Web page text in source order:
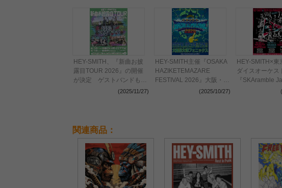
HEY-SMITH、『新曲お披
露目TOUR 2026』の開催
が決定 ゲストバンドも発
(2025/11/27)
HEY-SMITH主催『OSAKA
HAZIKETEMAZARE
FESTIVAL 2026』大阪・泉
大津フェニックスでの
(2025/10/27)
HEY-SMITH×東
ダイスオーケス
『SKAramble
SHANK、
関連商品：